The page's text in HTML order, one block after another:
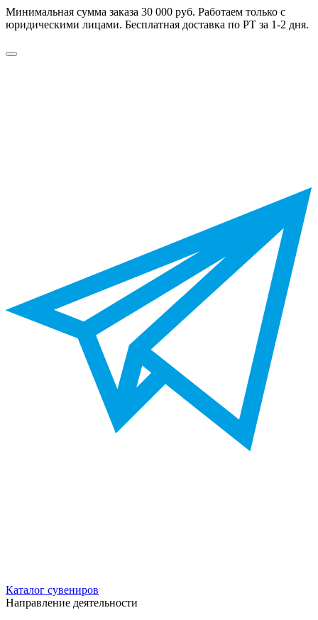
Минимальная сумма заказа 30 000 руб. Работаем только с
юридическими лицами. Бесплатная доставка по РТ за 1-2 дня.
Каталог сувениров
Направление деятельности